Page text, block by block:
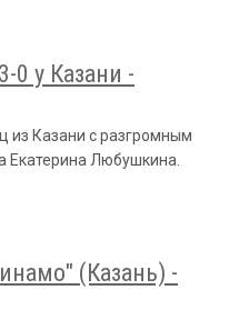
у Казани -
из Казани с разгромным
Екатерина Любушкина.
(Казань) -